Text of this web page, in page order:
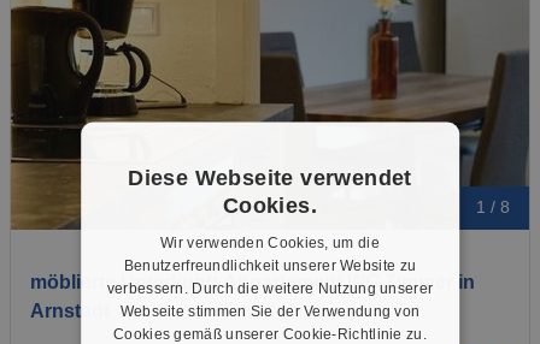
1 / 8
möblierte Unterkunft Appartement WG Zimmer in
Arnstadt
Diese Webseite verwendet
Cookies.
Wir verwenden Cookies, um die
Benutzerfreundlichkeit unserer Website zu
verbessern. Durch die weitere Nutzung unserer
Webseite stimmen Sie der Verwendung von
Cookies gemäß unserer Cookie-Richtlinie zu.